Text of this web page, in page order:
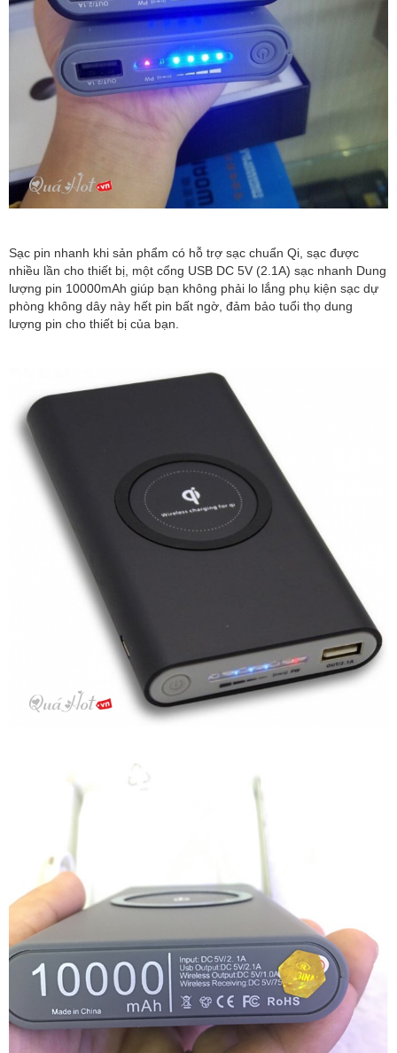
Sạc pin nhanh khi sản phẩm có hỗ trợ sạc chuẩn Qi, sạc được
nhiều lần cho thiết bị, một cổng USB DC 5V (2.1A) sạc nhanh Dung
lượng pin 10000mAh giúp bạn không phải lo lắng phụ kiện sạc dự
phòng không dây này hết pin bất ngờ, đảm bảo tuổi thọ dung
lượng pin cho thiết bị của bạn.